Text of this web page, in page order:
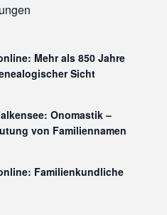
Mehr als 850 Jahre
Sicht
Onomastik –
von Familiennamen
Familienkundliche